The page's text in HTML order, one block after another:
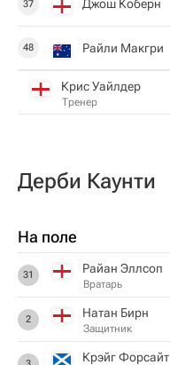
37 Джош Коберн
48 Райли Макгри
Крис Уайлдер
Тренер
Дерби Каунти
На поле
31 Райан Эллсоп
Вратарь
2 Натан Бирн
Защитник
Крэйг Форсайт